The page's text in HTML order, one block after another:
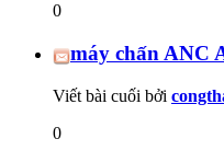
0
máy chấn ANC
Viết bài cuối bởi
0